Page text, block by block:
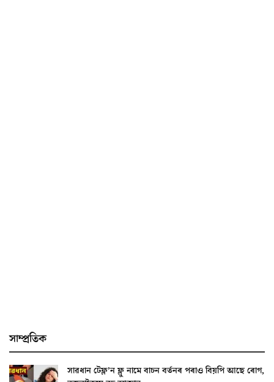
সাম্প্ৰতিক
সাৱধান টেফ্ল’ন ফ্লু নামে বাচন বৰ্তনৰ পৰাও বিয়পি আছে ৰোগ,